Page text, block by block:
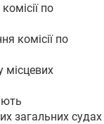
по
комісії по
місцевих
загальних судах